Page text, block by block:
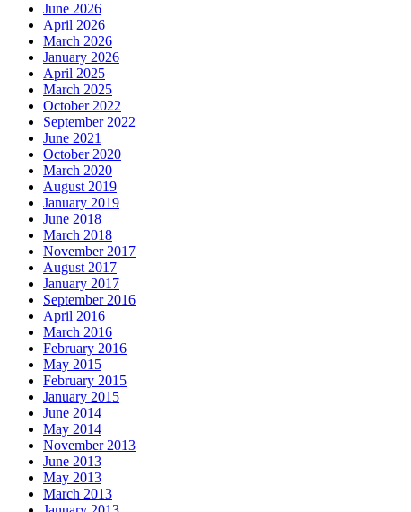
June 2026
April 2026
March 2026
January 2026
April 2025
March 2025
October 2022
September 2022
June 2021
October 2020
March 2020
August 2019
January 2019
June 2018
March 2018
November 2017
August 2017
January 2017
September 2016
April 2016
March 2016
February 2016
May 2015
February 2015
January 2015
June 2014
May 2014
November 2013
June 2013
May 2013
March 2013